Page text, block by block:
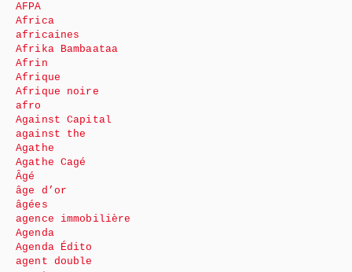
AFPA
Africa
africaines
Afrika Bambaataa
Afrin
Afrique
Afrique noire
afro
Against Capital
against the
Agathe
Agathe Cagé
Âgé
âge d’or
âgées
agence immobilière
Agenda
Agenda Édito
agent double